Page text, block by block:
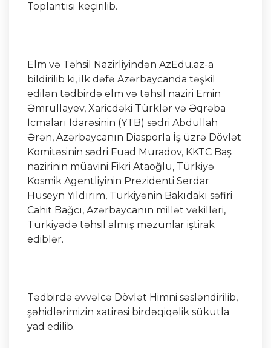
Toplantısı keçirilib.
Elm və Təhsil Nazirliyindən AzEdu.az-a
bildirilib ki, ilk dəfə Azərbaycanda təşkil
edilən tədbirdə elm və təhsil naziri Emin
Əmrullayev, Xaricdəki Türklər və Əqrəba
İcmaları İdarəsinin (YTB) sədri Abdullah
Ərən, Azərbaycanın Diasporla İş üzrə Dövlət
Komitəsinin sədri Fuad Muradov, KKTC Baş
nazirinin müavini Fikri Ataoğlu, Türkiyə
Kosmik Agentliyinin Prezidenti Serdar
Hüseyn Yıldırım, Türkiyənin Bakıdakı səfiri
Cahit Bağcı, Azərbaycanın millət vəkilləri,
Türkiyədə təhsil almış məzunlar iştirak
ediblər.
Tədbirdə əvvəlcə Dövlət Himni səsləndirilib,
şəhidlərimizin xatirəsi birdəqiqəlik sükutla
yad edilib.